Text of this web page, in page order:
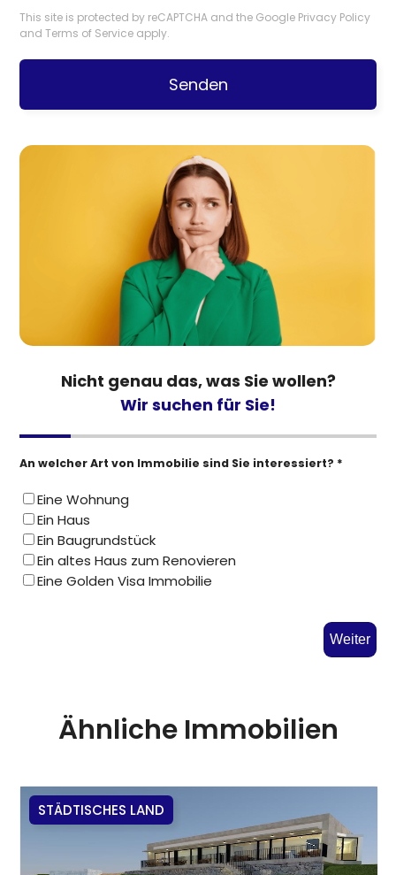
This site is protected by reCAPTCHA and the Google Privacy Policy
andTerms of Service apply.
Senden
Nicht genau das, was Sie wollen?
Wir suchen für Sie!
An welcher Art von Immobilie sind Sie interessiert? *
Eine Wohnung
Ein Haus
Ein Baugrundstück
Ein altes Haus zum Renovieren
Eine Golden Visa Immobilie
Weiter
Ähnliche Immobilien
STÄDTISCHES LAND